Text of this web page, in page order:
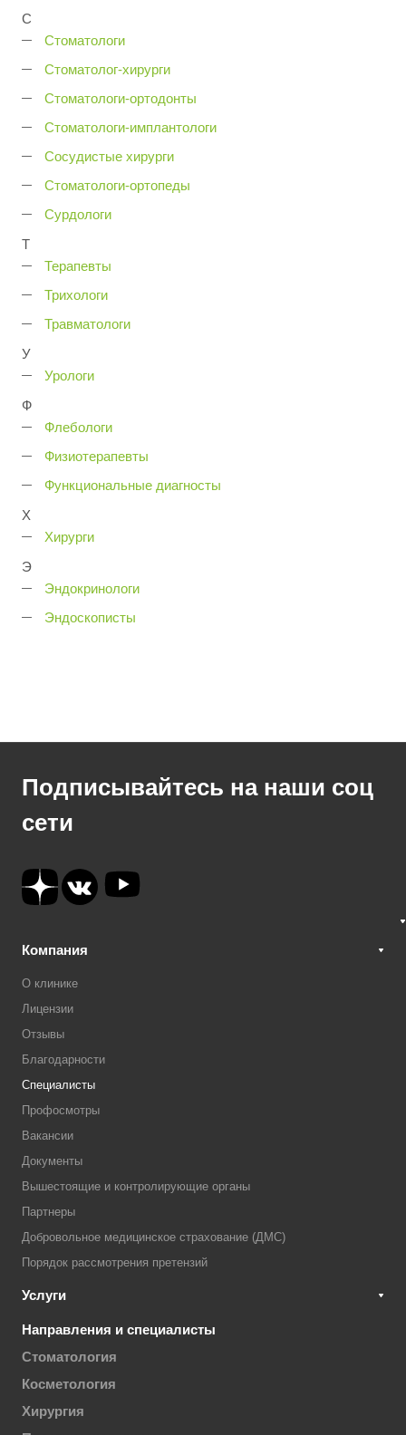
С
Стоматологи
Стоматолог-хирурги
Стоматологи-ортодонты
Стоматологи-имплантологи
Сосудистые хирурги
Стоматологи-ортопеды
Сурдологи
Т
Терапевты
Трихологи
Травматологи
У
Урологи
Ф
Флебологи
Физиотерапевты
Функциональные диагносты
Х
Хирурги
Э
Эндокринологи
Эндоскописты
Подписывайтесь на наши соц
сети
Компания
О клинике
Лицензии
Отзывы
Благодарности
Специалисты
Профосмотры
Вакансии
Документы
Вышестоящие и контролирующие органы
Партнеры
Добровольное медицинское страхование (ДМС)
Порядок рассмотрения претензий
Услуги
Направления и специалисты
Стоматология
Косметология
Хирургия